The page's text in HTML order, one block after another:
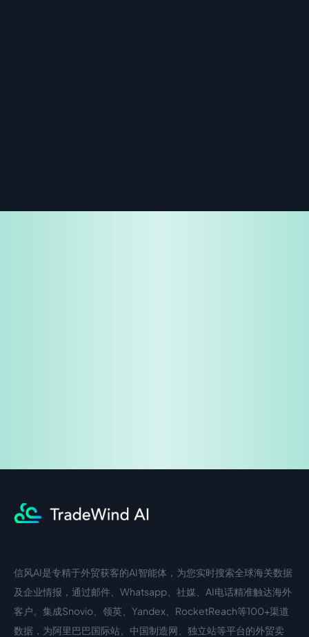
中文入口
信风AI是专精于外贸获客的AI智能体，为您实时搜索全球海关数据
及企业情报，通过邮件、Whatsapp、社媒、AI电话精准触达海外
客户。集成Snovio、领英、Yandex、RocketReach等100+渠道
数据，为阿里巴巴国际站、中国制造网、独立站等平台的外贸卖